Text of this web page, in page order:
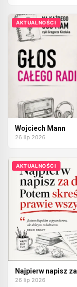
AKTUALNOŚCI
Wojciech Mann
26 lip 2026
AKTUALNOŚCI
Najpierw napisz
26 lip 2026